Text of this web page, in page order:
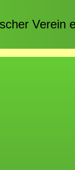
Verein